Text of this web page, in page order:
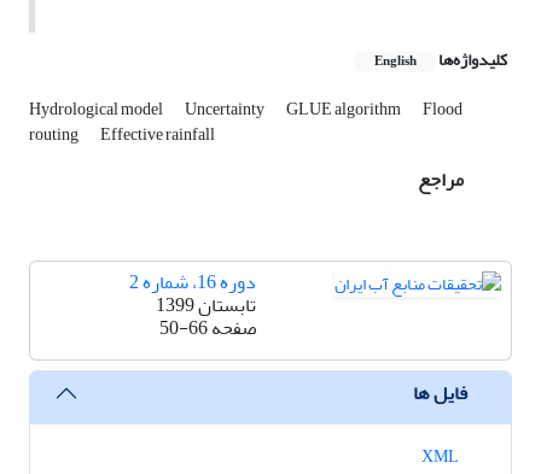
کلیدواژه‌ها English
Hydrological model Uncertainty GLUE algorithm Flood
routing Effective rainfall
مراجع
دوره 16، شماره 2
تابستان 1399
صفحه50-66
فایل ها